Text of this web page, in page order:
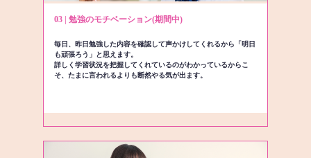
03 | 勉強のモチベーション(期間中)
毎日、昨日勉強した内容を確認して声かけしてくれるから「明日
も頑張ろう」と思えます。
詳しく学習状況を把握してくれているのがわかっているからこ
そ、たまに言われるよりも断然やる気が出ます。